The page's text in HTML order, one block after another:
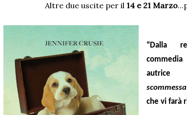
Altre due uscite per il 14 e 21 Marzo
“Dalla
che vi farà